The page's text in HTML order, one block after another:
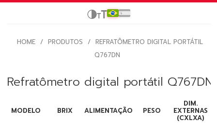
HOME / PRODUTOS / REFRATÔMETRO DIGITAL PORTÁTIL
Q767DN
Refratômetro digital portátil Q767DN
MODELO BRIX ALIMENTAÇÃO PESO
DIM.
EXTERNAS
(CXLXA)